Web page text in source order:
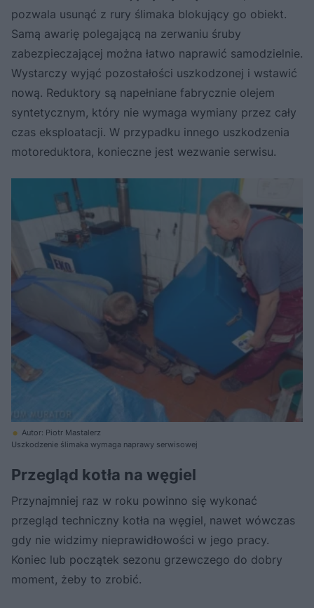
pozwala usunąć z rury ślimaka blokujący go obiekt.
Samą awarię polegającą na zerwaniu śruby
zabezpieczającej można łatwo naprawić samodzielnie.
Wystarczy wyjąć pozostałości uszkodzonej i wstawić
nową. Reduktory są napełniane fabrycznie olejem
syntetycznym, który nie wymaga wymiany przez cały
czas eksploatacji. W przypadku innego uszkodzenia
motoreduktora, konieczne jest wezwanie serwisu.
Autor: Piotr Mastalerz
Uszkodzenie ślimaka wymaga naprawy serwisowej
Przegląd kotła na węgiel
Przynajmniej raz w roku powinno się wykonać
przegląd techniczny kotła na węgiel, nawet wówczas
gdy nie widzimy nieprawidłowości w jego pracy.
Koniec lub początek sezonu grzewczego do dobry
moment, żeby to zrobić.